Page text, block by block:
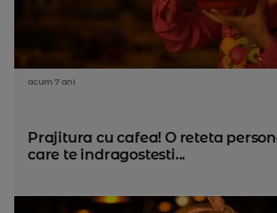
acum 7 ani
Prajitura cu cafea! O reteta
care te indragostesti...